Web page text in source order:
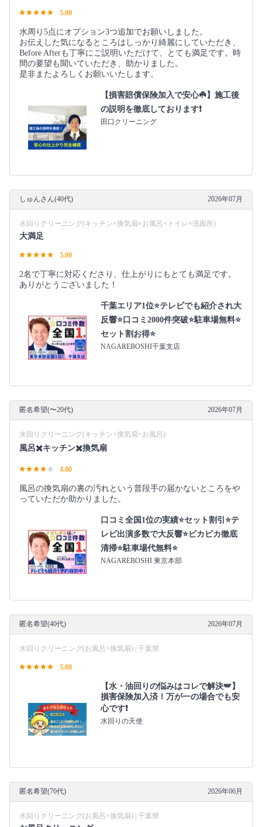
5.00
水周り5点にオプション3つ追加でお願いしました。
お伝えした気になるところはしっかり綺麗にしていただき、
Before Afterも丁寧にご説明いただけて、とても満足です。時
間の要望も聞いていただき、助かりました。
是非またよろしくお願いいたします。
【損害賠償保険加入で安心☘️】施工後
の説明を徹底しております❗️
田口クリーニング
しゅんさん(40代) 2026年07月
水回りクリーニング(キッチン×換気扇×お風呂×トイレ×洗面所)
大満足
5.00
2名で丁寧に対応くださり、仕上がりにもとても満足です。
ありがとうございました！
千葉エリア1位⭐テレビでも紹介され大
反響⭐️口コミ2000件突破⭐️駐車場無料⭐
セット割お得⭐
NAGAREBOSHI千葉支店
匿名希望(〜20代) 2026年07月
水回りクリーニング(キッチン×換気扇×お風呂)
風呂✖️キッチン✖️換気扇
4.00
風呂の換気扇の裏の汚れという普段手の届かないところをや
っていただか助かりました。
口コミ全国1位の実績⭐セット割引⭐テ
レビ出演多数で大反響⭐ピカピカ徹底
清掃⭐駐車場代無料⭐
NAGAREBOSHI 東京本部
匿名希望(40代) 2026年07月
水回りクリーニング(お風呂×換気扇) | 千葉県
5.00
【水・油回りの悩みはコレで解決🪽】
損害保険加入済！万が一の場合でも安
心です❗️
水回りの天使
匿名希望(70代) 2026年06月
水回りクリーニング(お風呂×換気扇) | 千葉県